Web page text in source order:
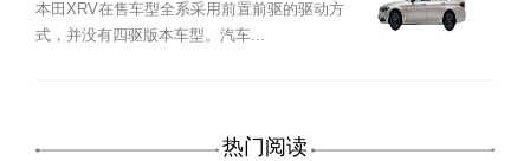
本田XRV在售车型全系采用前置前驱的驱动方
式，并没有四驱版本车型。汽车...
热门阅读